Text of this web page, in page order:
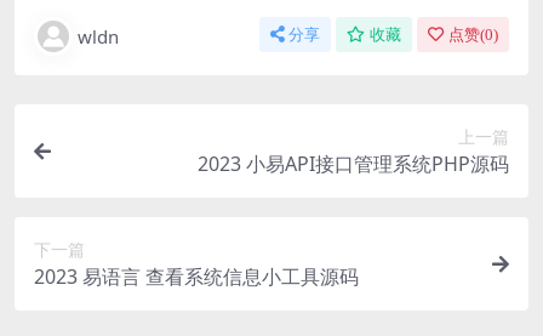
wldn 分享 收藏 点赞(0)
上一篇
2023 小易API接口管理系统PHP源码
下一篇
2023 易语言 查看系统信息小工具源码